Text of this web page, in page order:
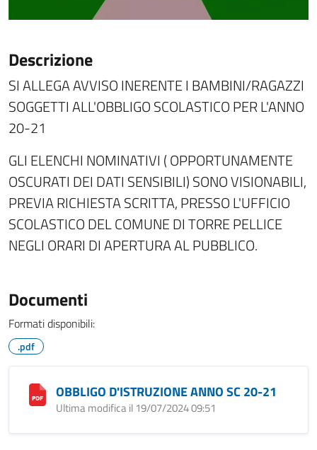
Descrizione
SI ALLEGA AVVISO INERENTE I BAMBINI/RAGAZZI
SOGGETTI ALL'OBBLIGO SCOLASTICO PER L'ANNO
20-21
GLI ELENCHI NOMINATIVI ( OPPORTUNAMENTE
OSCURATI DEI DATI SENSIBILI) SONO VISIONABILI,
PREVIA RICHIESTA SCRITTA, PRESSO L'UFFICIO
SCOLASTICO DEL COMUNE DI TORRE PELLICE
NEGLI ORARI DI APERTURA AL PUBBLICO.
Documenti
Formati disponibili:
.pdf
OBBLIGO D'ISTRUZIONE ANNO SC 20-21
Ultima modifica il 19/07/2024 09:51